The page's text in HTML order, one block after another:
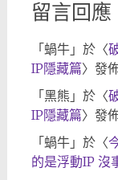
留言回應
「 蝸牛」於〈
IP隱藏篇〉發
「 黑熊 」於〈
IP隱藏篇〉發
「 蝸牛」於〈
的是浮動IP 沒